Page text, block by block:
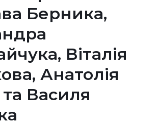
Берника,
Віталія
Анатолія
Василя